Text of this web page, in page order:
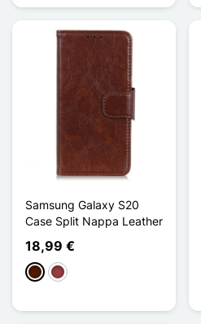
Samsung Galaxy S20
Case Split Nappa Leather
18,99 €
Castanho escuro
Vermelho escuro